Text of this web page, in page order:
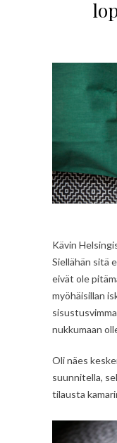
Kävin
Siellähän sitä
eivät ole
myöhäisillan
nukkumaan
Oli näes
suunnitella,
tilausta